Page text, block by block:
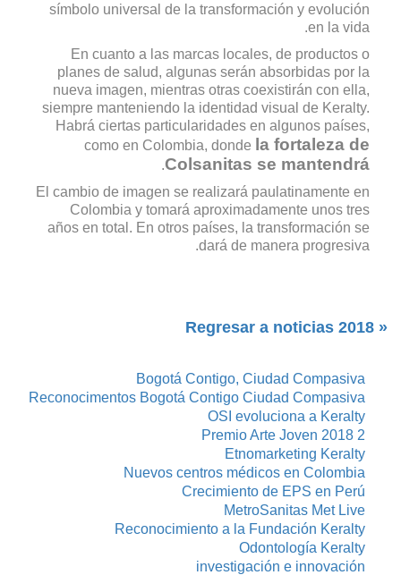
símbolo universal de la transformación y evolución
en la vida.
En cuanto a las marcas locales, de productos o
planes de salud, algunas serán absorbidas por la
nueva imagen, mientras otras coexistirán con ella,
siempre manteniendo la identidad visual de Keralty.
Habrá ciertas particularidades en algunos países,
como en Colombia, donde la fortaleza de
Colsanitas se mantendrá
.
El cambio de imagen se realizará paulatinamente en
Colombia y tomará aproximadamente unos tres
años en total. En otros países, la transformación se
dará de manera progresiva.
« Regresar a noticias 2018
Bogotá Contigo, Ciudad Compasiva
Reconocimentos Bogotá Contigo Ciudad Compasiva
OSI evoluciona a Keralty
Premio Arte Joven 2018 2
Etnomarketing Keralty
Nuevos centros médicos en Colombia
Crecimiento de EPS en Perú
MetroSanitas Met Live
Reconocimiento a la Fundación Keralty
Odontología Keralty
investigación e innovación